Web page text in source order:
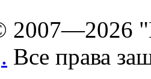
. Все права